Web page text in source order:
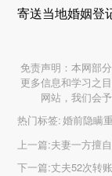
寄送当地婚姻登
免责声明：本网部
更多信息和学习之
网站，我们会
热门标签: 婚前隐瞒
上一篇:夫妻一方擅
下一篇:丈夫52次转